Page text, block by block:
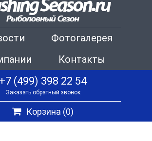
Фотогалерея
Контакты
+7 (499) 398 22 54
Заказать обратный звонок
Корзина (0)